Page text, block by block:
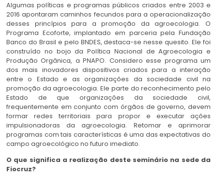
Algumas políticas e programas públicos criados entre 2003 e
2016 apontaram caminhos fecundos para a operacionalização
desses princípios para a promoção da agroecologia. O
Programa Ecoforte, implantado em parceria pela Fundação
Banco do Brasil e pelo BNDES, destaca-se nesse quesito. Ele foi
construído no bojo da Política Nacional de Agroecologia e
Produção Orgânica, a PNAPO. Considero esse programa um
dos mais inovadores dispositivos criados para a interação
entre o Estado e as organizações da sociedade civil na
promoção da agroecologia. Ele parte do reconhecimento pelo
Estado de que organizações da sociedade civil,
frequentemente em conjunto com órgãos de governo, devem
formar redes territoriais para propor e executar ações
impulsionadoras da agroecologia. Retomar e aprimorar
programas com tais características é uma das expectativas do
campo agroecológico no futuro imediato.
O que significa a realização deste seminário na sede da
Fiocruz?